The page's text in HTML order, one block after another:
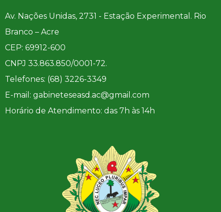
Av. Nações Unidas, 2731 - Estação Experimental. Rio
Branco – Acre
CEP: 69912-600
CNPJ 33.863.850/0001-72.
Telefones: (68) 3226-3349
E-mail: gabineteseasd.ac@gmail.com
Horário de Atendimento: das 7h às 14h